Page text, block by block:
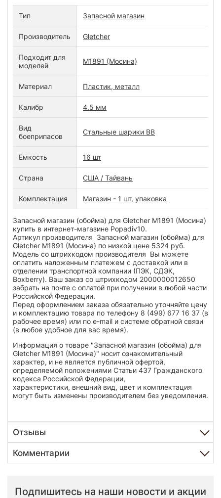
Тип Запасной магазин
Производитель Gletcher
Подходит для
моделей
M1891 (Мосина)
Материал Пластик, металл
Калибр 4.5 мм
Вид
боеприпасов
Стальные шарики ВВ
Емкость 16 шт
Страна США / Тайвань
Комплектация Магазин - 1 шт, упаковка
Запасной магазин (обойма) для Gletcher M1891 (Мосина)
купить в интернет-магазине Popadiv10.
Артикул производителя Запасной магазин (обойма) для
Gletcher M1891 (Мосина) по низкой цене 5324 руб.
Модель со штрихкодом производителя Вы можете
оплатить наложенным платежем с доставкой или в
отделении транспортной компании (ПЭК, СДЭК,
Boxberry). Ваш заказ со штрихкодом 2000000012650
забрать на почте с оплатой при получении в любой части
Российской Федерации.
Перед оформлением заказа обязательно уточняйте цену
и комплектацию товара по телефону 8 (499) 677 16 37 (в
рабочее время) или по e-mail и системе обратной связи
(в любое удобное для вас время).
Информация о товаре "Запасной магазин (обойма) для
Gletcher M1891 (Мосина)" носит ознакомительный
характер, и не является публичной офертой,
определяемой положениями Статьи 437 Гражданского
кодекса Российской Федерации,
характеристики, внешний вид, цвет и комплектация
могут быть изменены производителем без уведомления.
Отзывы
Комментарии
Подпишитесь на наши новости и акции